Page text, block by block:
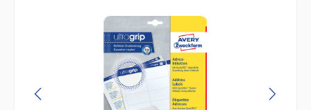
Sla de afbeeldingengalerij over